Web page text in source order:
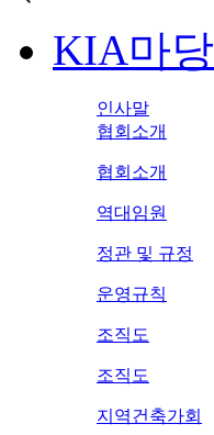
KIA마당
인사말
협회소개
협회소개
역대임원
정관 및 규정
운영규칙
조직도
조직도
지역건축가회